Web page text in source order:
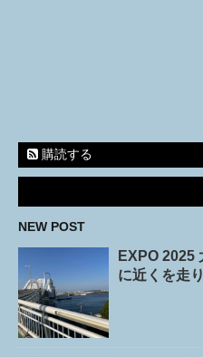
購読する
NEW POST
EXPO 2025
に近くを走